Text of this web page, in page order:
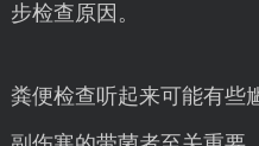
步检查原因。
粪便检查听起来可能有些